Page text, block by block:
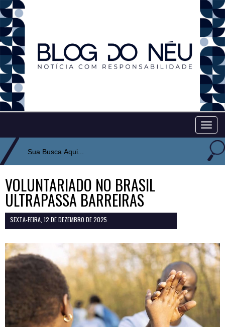
VOLUNTARIADO NO BRASIL
ULTRAPASSA BARREIRAS
SEXTA-FEIRA, 12 DE DEZEMBRO DE 2025